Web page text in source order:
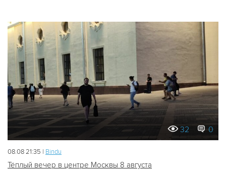
32 0
08.08 21:35 | Bindu
Тёплый вечер в центре Москвы 8 августа